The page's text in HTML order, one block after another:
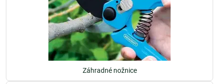
Záhradné nožnice